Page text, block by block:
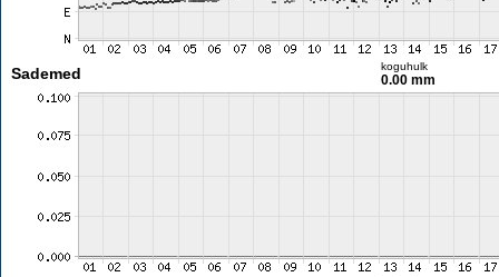
Sademed koguhulk
0.00 mm